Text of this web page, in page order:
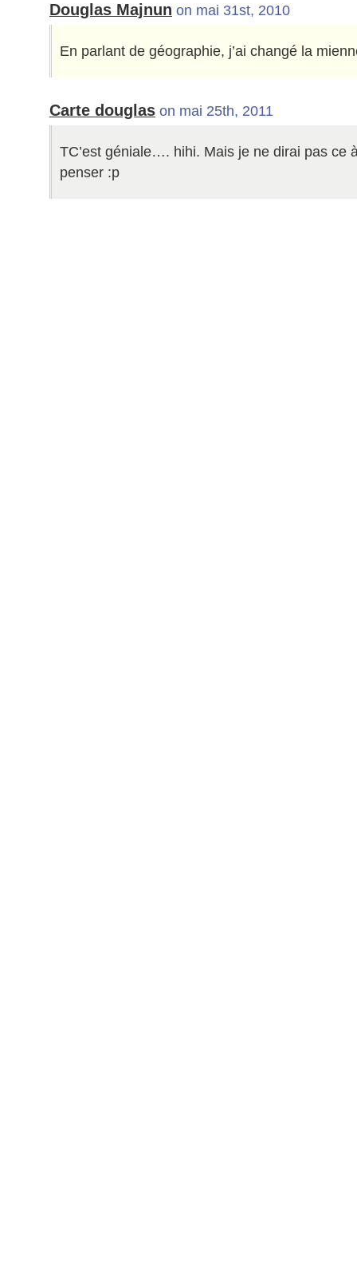
Douglas Majnun on mai 31st, 2010
En parlant de géographie, j’ai changé la
Carte douglas on mai 25th, 2011
TC’est géniale…. hihi. Mais je ne dirai pas ce
penser :p